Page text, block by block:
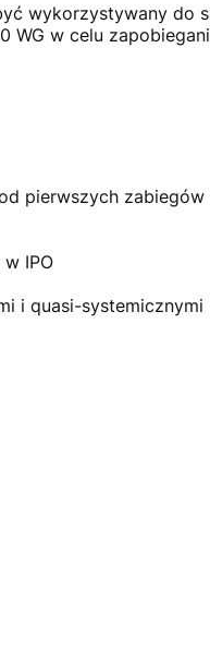
wykorzystywany do
WG w celu
pierwszych zabiegów
IPO
i quasi-systemicznymi